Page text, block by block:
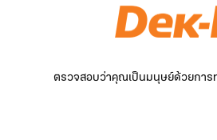
ตรวจสอบว่าคุณเป็นมนุษย์ด้วยการ